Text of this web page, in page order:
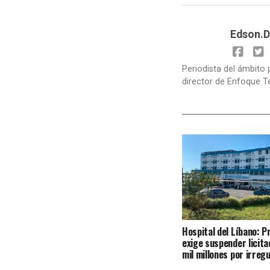
Periodista del ámbito
director de Enfoque
Hospital del Líbano:
exige suspender
mil millones por